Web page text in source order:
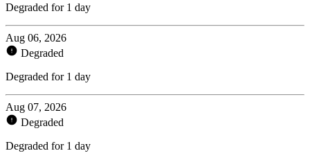
Degraded for 1 day
Aug 06, 2026
Degraded
Degraded for 1 day
Aug 07, 2026
Degraded
Degraded for 1 day